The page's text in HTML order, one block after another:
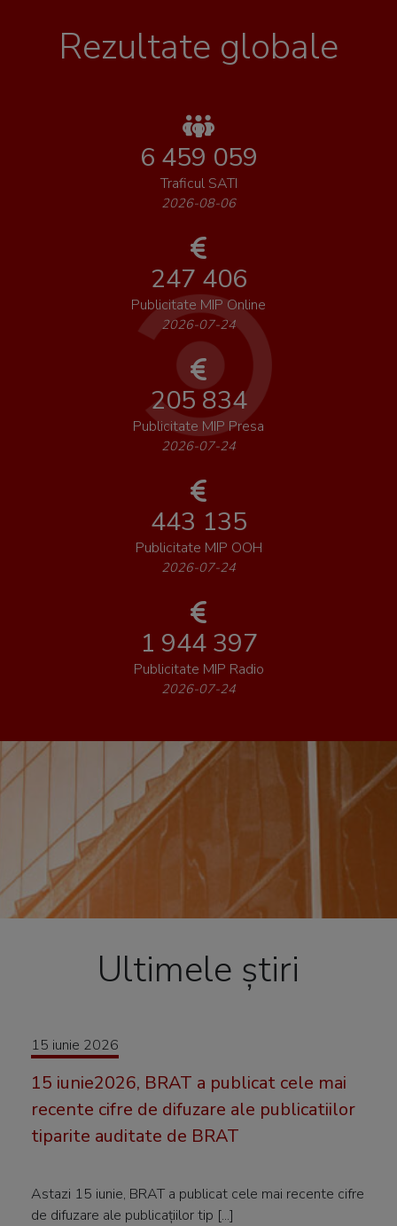
Rezultate globale
6 459 059
Traficul SATI
2026-08-06
247 406
Publicitate MIP Online
2026-07-24
205 834
Publicitate MIP Presa
2026-07-24
443 135
Publicitate MIP OOH
2026-07-24
1 944 397
Publicitate MIP Radio
2026-07-24
Ultimele știri
15 iunie 2026
15 iunie2026, BRAT a publicat cele mai
recente cifre de difuzare ale publicatiilor
tiparite auditate de BRAT
Astazi 15 iunie, BRAT a publicat cele mai recente cifre
de difuzare ale publicațiilor tip [...]